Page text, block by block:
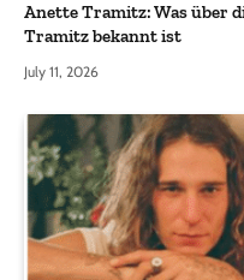
Anette Tramitz: Was über
Tramitz bekannt ist
July 11, 2026